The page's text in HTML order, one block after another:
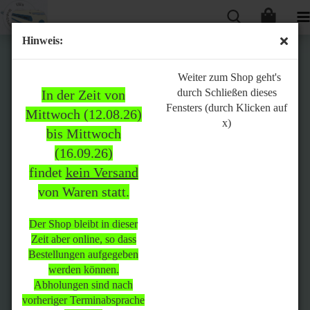
Hinweis:
In der Zeit von
Mittwoch (12.08.26)
bis Mittwoch
(16.09.26)
findet kein Versand
von Waren statt.
Der Shop bleibt in dieser
Zeit aber online, so dass
Bestellungen aufgegeben
werden können.
Abholungen sind nach
vorheriger Terminabsprache
Weiter zum Shop geht's
durch Schließen dieses
Fensters (durch Klicken auf
x)
Bitte
beachten:
In der Zeit von Mittwoch
(12.08.26) bis Mittwoch
(16.09.26)
statt.
Der Shop bleibt in dieser Zeit
aber online, so dass
Bestellungen aufgegeben
werden können.